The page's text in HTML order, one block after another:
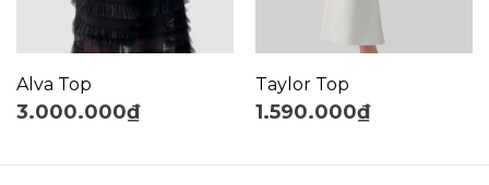
Alva Top
3.000.000₫
Taylor Top
1.590.000₫